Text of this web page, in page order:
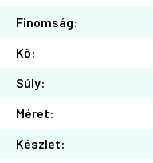
Finomság:
Kő:
Súly:
Méret:
Készlet: